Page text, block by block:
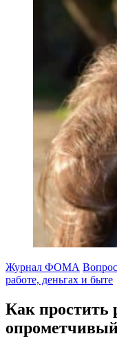
Журнал ФОМА
работе, деньгах и быте
Как простить